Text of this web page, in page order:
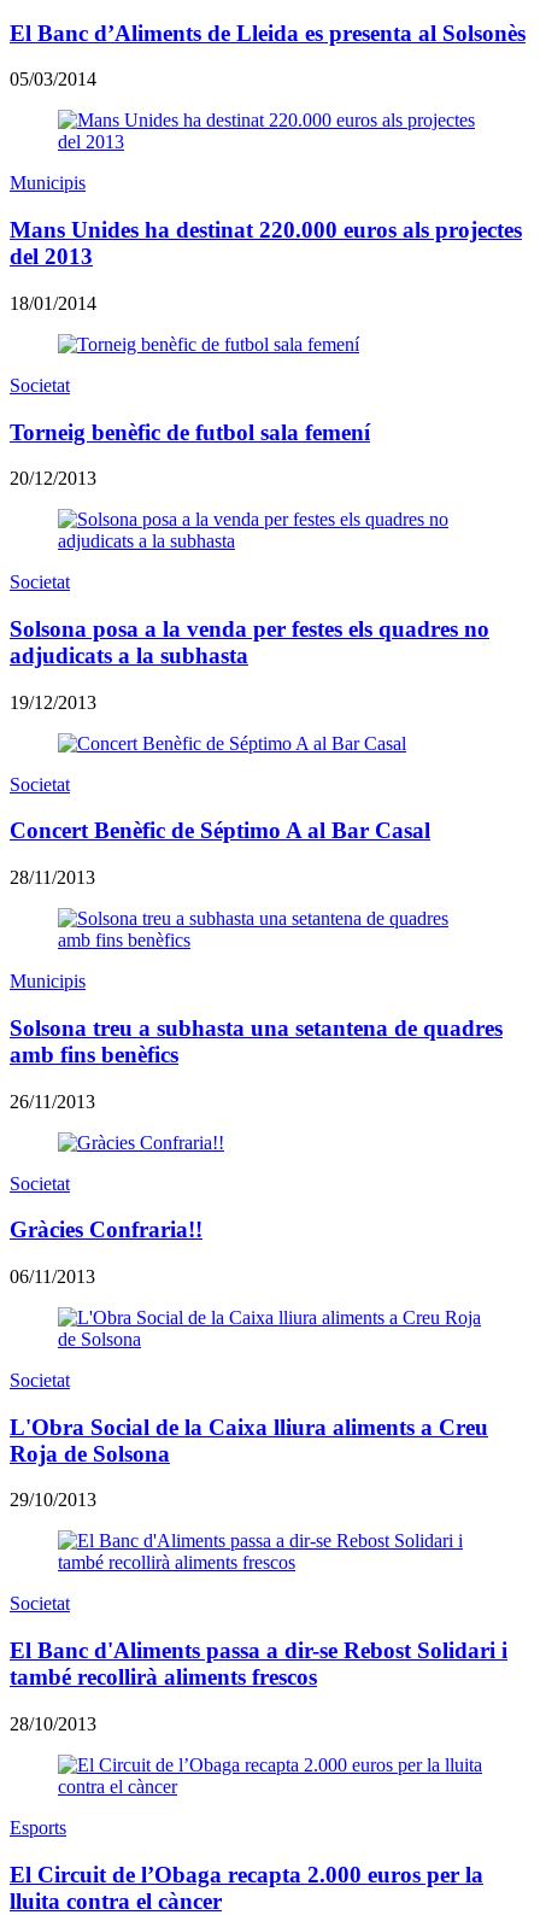
El Banc d’Aliments de Lleida es presenta al Solsonès
05/03/2014
Municipis
Mans Unides ha destinat 220.000 euros als projectes
del 2013
18/01/2014
Societat
Torneig benèfic de futbol sala femení
20/12/2013
Societat
Solsona posa a la venda per festes els quadres no
adjudicats a la subhasta
19/12/2013
Societat
Concert Benèfic de Séptimo A al Bar Casal
28/11/2013
Municipis
Solsona treu a subhasta una setantena de quadres
amb fins benèfics
26/11/2013
Societat
Gràcies Confraria!!
06/11/2013
Societat
L'Obra Social de la Caixa lliura aliments a Creu
Roja de Solsona
29/10/2013
Societat
El Banc d'Aliments passa a dir-se Rebost Solidari i
també recollirà aliments frescos
28/10/2013
Esports
El Circuit de l’Obaga recapta 2.000 euros per la
lluita contra el càncer